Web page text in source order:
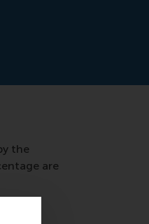
the
are